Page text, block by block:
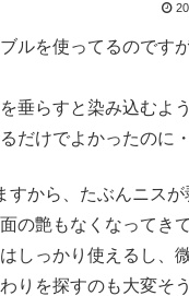
ルを使ってるのです
垂らすと染み込むよ
だけでよかったのに
すから、たぶんニス
の艶もなくなってき
しっかり使えるし、
りを探すのも大変そう